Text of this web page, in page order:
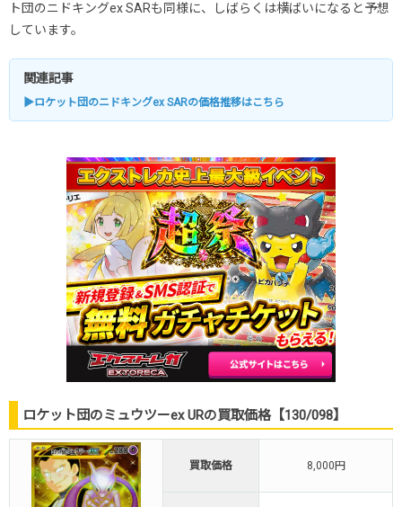
ト団のニドキングex SARも同様に、しばらくは横ばいになると予想
しています。
関連記事
▶ロケット団のニドキングex SARの価格推移はこちら
ロケット団のミュウツーex URの買取価格【130/098】
買取価格 8,000円